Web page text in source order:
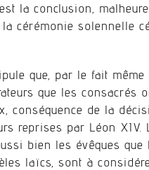
la conclusion,
cérémonie solennelle
que, par le fait même
que les consacrés
conséquence de la
reprises par Léon XIV.
bien les évêques
laïcs, sont à